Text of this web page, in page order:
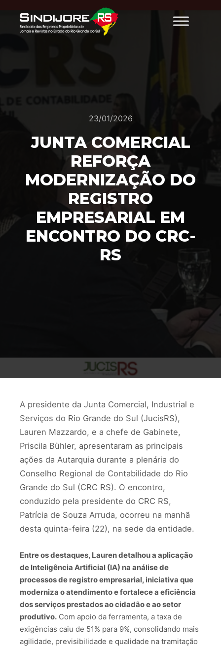
23/01/2026
JUNTA COMERCIAL
REFORÇA
MODERNIZAÇÃO DO
REGISTRO
EMPRESARIAL EM
ENCONTRO DO CRC-
RS
A presidente da Junta Comercial, Industrial e
Serviços do Rio Grande do Sul (JucisRS),
Lauren Mazzardo, e a chefe de Gabinete,
Priscila Bühler, apresentaram as principais
ações da Autarquia durante a plenária do
Conselho Regional de Contabilidade do Rio
Grande do Sul (CRC RS). O encontro,
conduzido pela presidente do CRC RS,
Patrícia de Souza Arruda, ocorreu na manhã
desta quinta-feira (22), na sede da entidade.
Entre os destaques, Lauren detalhou a aplicação
de Inteligência Artificial (IA) na análise de
processos de registro empresarial, iniciativa que
moderniza o atendimento e fortalece a eficiência
dos serviços prestados ao cidadão e ao setor
produtivo. Com apoio da ferramenta, a taxa de
exigências caiu de 51% para 9%, consolidando mais
agilidade, previsibilidade e qualidade na tramitação